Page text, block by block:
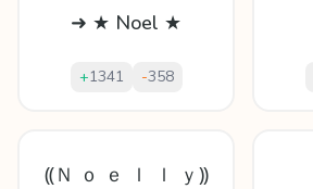
➜ ★ Noel ★
+1341 -358
⸨Ｎ ｏ ｅ ｌ ｌ ｙ⸩